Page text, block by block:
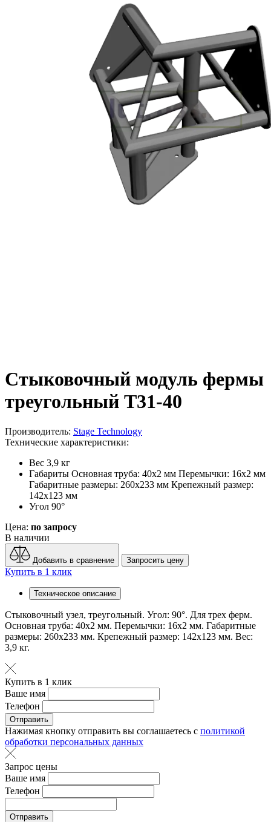
Стыковочный модуль фермы
треугольный T31-40
Производитель: Stage Technology
Технические характеристики:
Вес 3,9 кг
Габариты Основная труба: 40х2 мм Перемычки: 16х2 мм
Габаритные размеры: 260х233 мм Крепежный размер:
142х123 мм
Угол 90°
Цена: по запросу
В наличии
Добавить в сравнение Запросить цену
Купить в 1 клик
Техническое описание
Стыковочный узел, треугольный. Угол: 90°. Для трех ферм.
Основная труба: 40х2 мм. Перемычки: 16х2 мм. Габаритные
размеры: 260х233 мм. Крепежный размер: 142х123 мм. Вес:
3,9 кг.
Купить в 1 клик
Ваше имя
Телефон
Отправить
Нажимая кнопку отправить вы соглашаетесь с политикой
обработки персональных данных
Запрос цены
Ваше имя
Телефон
Отправить